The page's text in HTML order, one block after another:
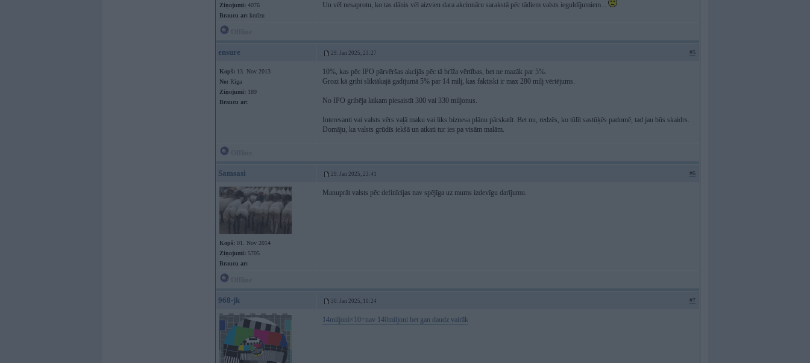
Ziņojumi: 4076
Braucu ar: kruīzu
Un vēl nesaprotu, ko tas dānis vēl aizvien dara akcionāru sarakstā pēc tādiem valsts ieguldījumiem...
ensure 29. Jan 2025, 23:27 #5
Kopš: 13. Nov 2013
No: Rīga
Ziņojumi: 189
Braucu ar:
10%, kas pēc IPO pārvēršas akcijās pēc tā brīža vērtības, bet ne mazāk par 5%.
Grozi kā gribi sliktākajā gadījumā 5% par 14 milj, kas faktiski ir max 280 milj vērtējums.
No IPO gribēja laikam piesaistīt 300 vai 330 miljonus.
Interesanti vai valsts vērs vaļā maku vai liks biznesa plānu pārskatīt. Bet nu, redzēs, ko tūlīt sastūķēs padomē, tad jau būs skaidrs.
Domāju, ka valsts grūdīs iekšā un atkati tur ies pa visām malām.
Samsasi 29. Jan 2025, 23:41 #6
Kopš: 01. Nov 2014
Ziņojumi: 5705
Braucu ar:
Manuprāt valsts pēc definīcijas nav spējīga uz mums izdevīgu darījumu.
968-jk 30. Jan 2025, 10:24 #7
14miljoni×10=nav 140miljoni bet gan daudz vairāk